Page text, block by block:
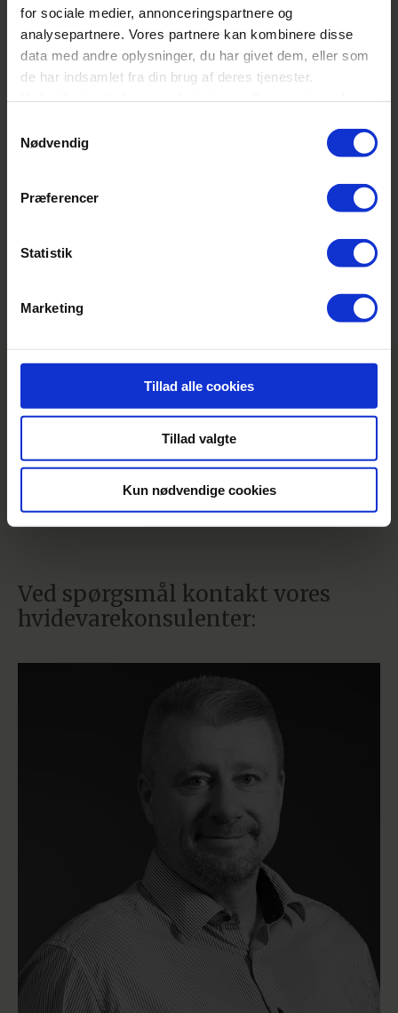
for sociale medier, annonceringspartnere og
analysepartnere. Vores partnere kan kombinere disse
data med andre oplysninger, du har givet dem, eller som
de har indsamlet fra din brug af deres tjenester.
Nødvendig
Præferencer
Statistik
Marketing
Tillad alle cookies
Tillad valgte
Kun nødvendige cookies
Beskrivelse
Gaskogeplade med 5 brændere til forskellig grydediameter
for fleksibel tilberedning af mad.
- Elegant design – elektronikfunktioner for maksimal
Ved spørgsmål kontakt vores
hvidevarekonsulenter: